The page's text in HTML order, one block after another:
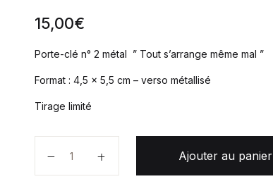
15,00€
Porte-clé n° 2 métal ” Tout s’arrange même mal ”
Format : 4,5 x 5,5 cm – verso métallisé
Tirage limité
Ajouter au panier